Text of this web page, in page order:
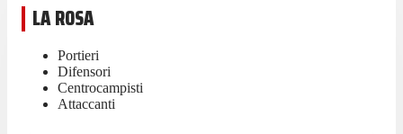
LA ROSA
Portieri
Difensori
Centrocampisti
Attaccanti